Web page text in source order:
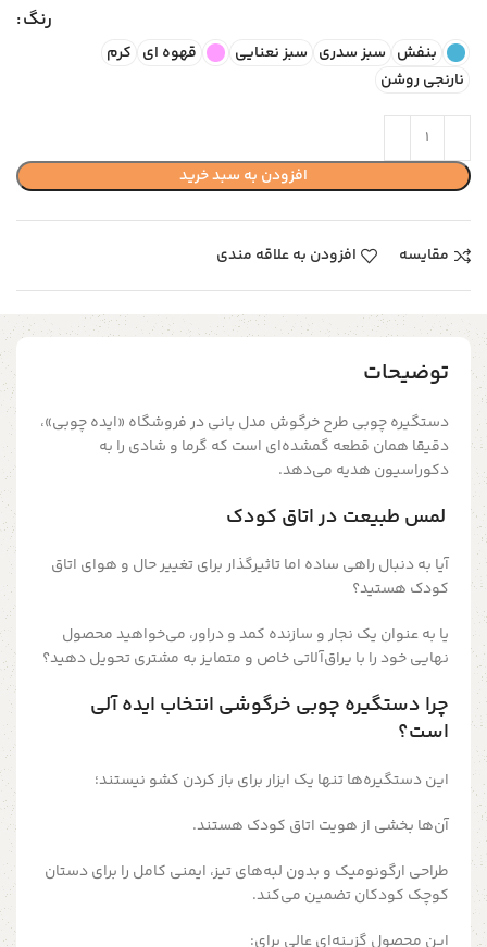
رنگ
بنفش سبز سدری سبز نعنایی قهوه ای کرم
نارنجی روشن
افزودن به سبد خرید
مقایسه افزودن به علاقه مندی
توضیحات
دستگیره چوبی طرح خرگوش مدل بانی در فروشگاه «ایده چوبی»،
دقیقا همان قطعه گمشده‌ای است که گرما و شادی را به
دکوراسیون هدیه می‌دهد.
لمس طبیعت در اتاق کودک
آیا به دنبال راهی ساده اما تاثیرگذار برای تغییر حال و هوای اتاق
کودک هستید؟
یا به عنوان یک نجار و سازنده کمد و دراور، می‌خواهید محصول
نهایی خود را با یراق‌آلاتی خاص و متمایز به مشتری تحویل دهید؟
چرا دستگیره چوبی خرگوشی انتخاب ایده آلی
است؟
این دستگیره‌ها تنها یک ابزار برای باز کردن کشو نیستند؛
آن‌ها بخشی از هویت اتاق کودک هستند.
طراحی ارگونومیک و بدون لبه‌های تیز، ایمنی کامل را برای دستان
کوچک کودکان تضمین می‌کند.
این محصول گزینه‌ای عالی برای: